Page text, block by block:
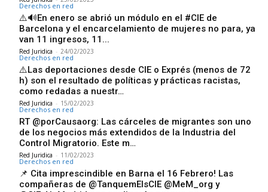
Derechos en red
⚠️🔊En enero se abrió un módulo en el #CIE de
Barcelona y el encarcelamiento de mujeres no para, ya
van 11 ingresos, 11...
Red Juridica - 24/02/2023
Derechos en red
⚠️Las deportaciones desde CIE o Exprés (menos de 72
h) son el resultado de políticas y prácticas racistas,
como redadas a nuestr…
Red Juridica - 15/02/2023
Derechos en red
RT @porCausaorg: Las cárceles de migrantes son uno
de los negocios más extendidos de la Industria del
Control Migratorio. Este m…
Red Juridica - 11/02/2023
Derechos en red
📌 Cita imprescindible en Barna el 16 Febrero! Las
compañeras de @TanquemElsCIE @MeM_org y